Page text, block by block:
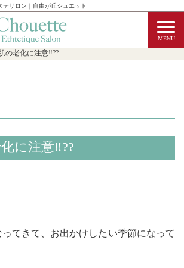
テサロン｜自由が丘シュエット
の老化に注意‼??
に注意‼??
てきて、お出かけしたい季節になって